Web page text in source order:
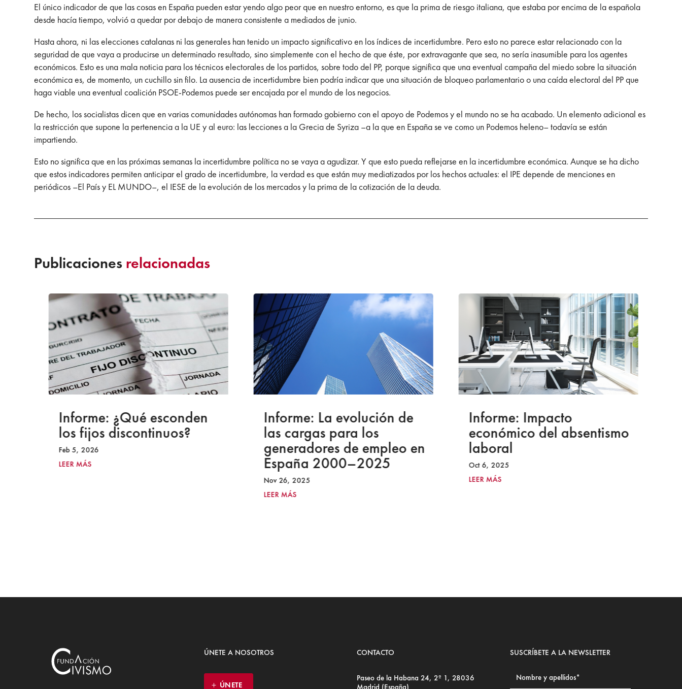
El único indicador de que las cosas en España pueden estar yendo algo peor que en nuestro entorno, es que la prima de riesgo italiana, que estaba por encima de la española
desde hacía tiempo, volvió a quedar por debajo de manera consistente a mediados de junio.
Hasta ahora, ni las elecciones catalanas ni las generales han tenido un impacto significativo en los índices de incertidumbre. Pero esto no parece estar relacionado con la
seguridad de que vaya a producirse un determinado resultado, sino simplemente con el hecho de que éste, por extravagante que sea, no sería inasumible para los agentes
económicos. Esto es una mala noticia para los técnicos electorales de los partidos, sobre todo del PP, porque significa que una eventual campaña del miedo sobre la situación
económica es, de momento, un cuchillo sin filo. La ausencia de incertidumbre bien podría indicar que una situación de bloqueo parlamentario o una caída electoral del PP que
haga viable una eventual coalición PSOE-Podemos puede ser encajada por el mundo de los negocios.
De hecho, los socialistas dicen que en varias comunidades autónomas han formado gobierno con el apoyo de Podemos y el mundo no se ha acabado. Un elemento adicional es
la restricción que supone la pertenencia a la UE y al euro: las lecciones a la Grecia de Syriza –a la que en España se ve como un Podemos heleno– todavía se están
impartiendo.
Esto no significa que en las próximas semanas la incertidumbre política no se vaya a agudizar. Y que esto pueda reflejarse en la incertidumbre económica. Aunque se ha dicho
que estos indicadores permiten anticipar el grado de incertidumbre, la verdad es que están muy mediatizados por los hechos actuales: el IPE depende de menciones en
periódicos –El País y EL MUNDO–, el IESE de la evolución de los mercados y la prima de la cotización de la deuda.
Publicaciones relacionadas
Informe: ¿Qué esconden
los fijos discontinuos?
Feb 5, 2026
LEER MÁS
Informe: La evolución de
las cargas para los
generadores de empleo en
España 2000–2025
Nov 26, 2025
LEER MÁS
Informe: Impacto
económico del absentismo
laboral
Oct 6, 2025
LEER MÁS
ÚNETE A NOSOTROS
ÚNETE
CONTACTO
Paseo de la Habana 24, 2º 1, 28036
Madrid (España)
SUSCRÍBETE A LA NEWSLETTER